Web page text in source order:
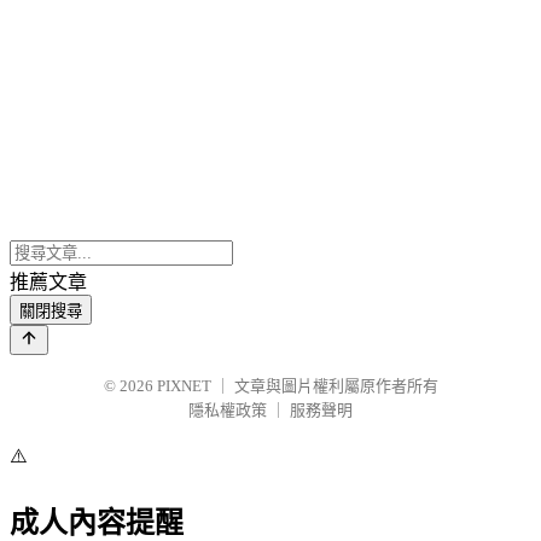
推薦文章
關閉搜尋
© 2026 PIXNET
文章與圖片權利屬原作者所有
隱私權政策
服務聲明
⚠️
成人內容提醒